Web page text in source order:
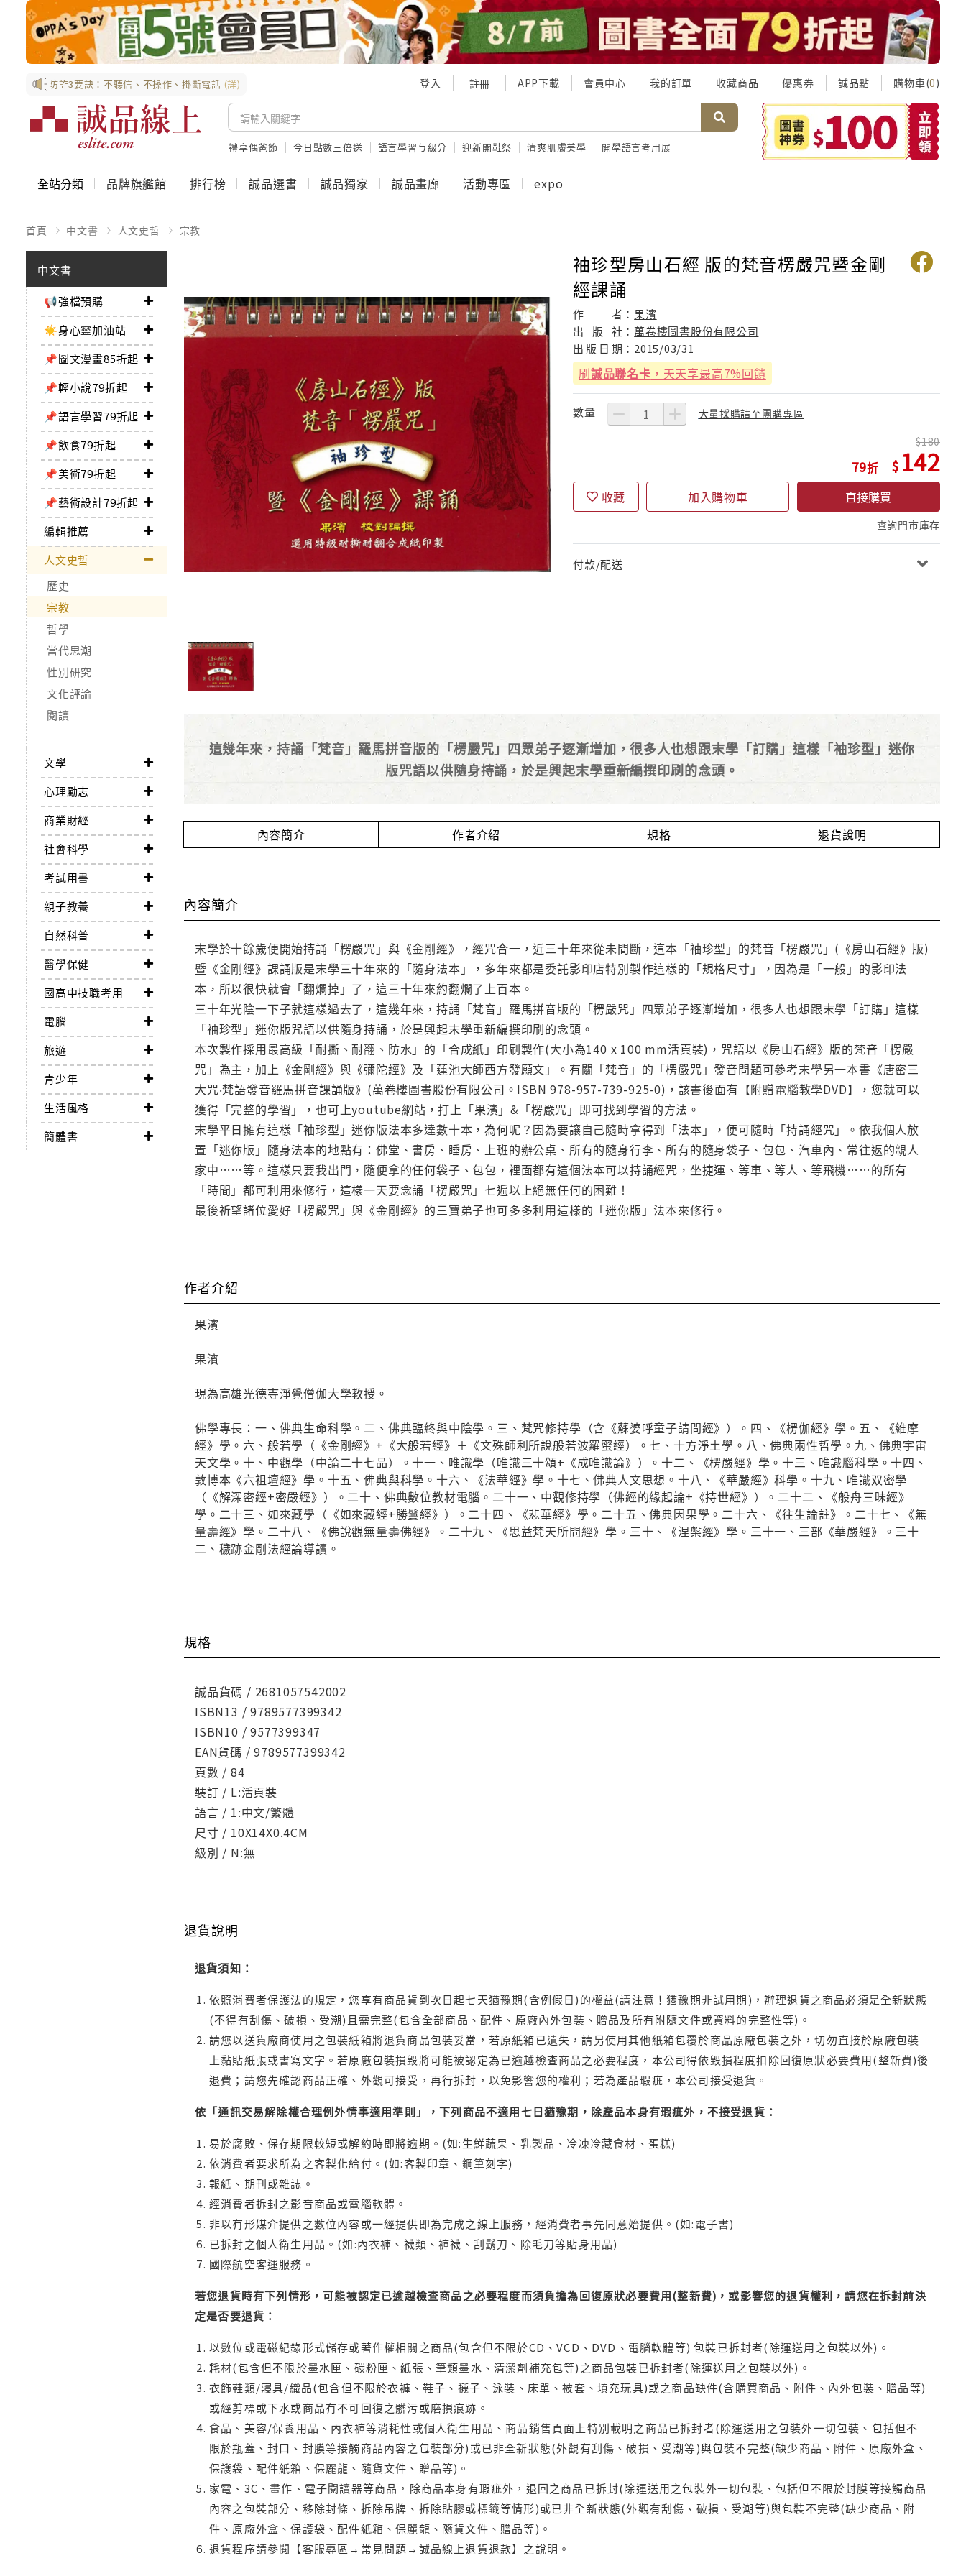
防詐3要訣：不聽信、不操作、掛斷電話 (詳) 登入 註冊 APP下載 會員中心 我的訂單 收藏商品 優惠券 誠品點 購物車(0)
禮享偶爸節 今日點數三倍送 語言學習ㄅ級分 迎新開鞋祭 清爽肌膚美學 開學語言考用展
全站分類 品牌旗艦館 排行榜 誠品選書 誠品獨家 誠品畫廊 活動專區 expo
首頁 中文書 人文史哲 宗教
中文書
📢強檔預購
☀️身心靈加油站
📌圖文漫畫85折起
📌輕小說79折起
📌語言學習79折起
📌飲食79折起
📌美術79折起
📌藝術設計79折起
編輯推薦
人文史哲
歷史
宗教
哲學
當代思潮
性別研究
文化評論
閱讀
文學
心理勵志
商業財經
社會科學
考試用書
親子教養
自然科普
醫學保健
國高中技職考用
電腦
旅遊
青少年
生活風格
簡體書
袖珍型房山石經 版的梵音楞嚴咒暨金剛
經課誦
作 者： 果濱
出
版 社： 萬卷樓圖書股份有限公司
出 版 日 期： 2015/03/31
刷誠品聯名卡 ，天天享最高7%回饋
數量 大量採購請至團購專區
79
180
142
收藏 加入購物車 直接購買
查詢門市庫存
付款/配送
這幾年來，持誦「梵音」羅馬拼音版的「楞嚴咒」四眾弟子逐漸增加，很多人也想跟末學「訂購」這樣「袖珍型」迷你
版咒語以供隨身持誦，於是興起末學重新編撰印刷的念頭。
內容簡介 作者介紹 規格 退貨說明
內容簡介
末學於十餘歲便開始持誦「楞嚴咒」與《金剛經》，經咒合一，近三十年來從未間斷，這本「袖珍型」的梵音「楞嚴咒」(《房山石經》版)
暨《金剛經》課誦版是末學三十年來的「隨身法本」，多年來都是委託影印店特別製作這樣的「規格尺寸」，因為是「一般」的影印法
本，所以很快就會「翻爛掉」了，這三十年來約翻爛了上百本。
三十年光陰一下子就這樣過去了，這幾年來，持誦「梵音」羅馬拼音版的「楞嚴咒」四眾弟子逐漸增加，很多人也想跟末學「訂購」這樣
「袖珍型」迷你版咒語以供隨身持誦，於是興起末學重新編撰印刷的念頭。
本次製作採用最高級「耐撕、耐翻、防水」的「合成紙」印刷製作(大小為140 x 100 mm活頁裝)，咒語以《房山石經》版的梵音「楞嚴
咒」為主，加上《金剛經》與《彌陀經》及「蓮池大師西方發願文」。有關「梵音」的「楞嚴咒」發音問題可參考末學另一本書《唐密三
大咒‧梵語發音羅馬拼音課誦版》(萬卷樓圖書股份有限公司。ISBN 978-957-739-925-0)，該書後面有【附贈電腦教學DVD】，您就可以
獲得「完整的學習」，也可上youtube網站，打上「果濱」&「楞嚴咒」即可找到學習的方法。
末學平日擁有這樣「袖珍型」迷你版法本多達數十本，為何呢？因為要讓自己隨時拿得到「法本」，便可隨時「持誦經咒」。依我個人放
置「迷你版」隨身法本的地點有：佛堂、書房、睡房、上班的辦公桌、所有的隨身行李、所有的隨身袋子、包包、汽車內、常往返的親人
家中……等。這樣只要我出門，隨便拿的任何袋子、包包，裡面都有這個法本可以持誦經咒，坐捷運、等車、等人、等飛機……的所有
「時間」都可利用來修行，這樣一天要念誦「楞嚴咒」七遍以上絕無任何的困難！
最後祈望諸位愛好「楞嚴咒」與《金剛經》的三寶弟子也可多多利用這樣的「迷你版」法本來修行。
作者介紹
果濱
果濱
現為高雄光德寺淨覺僧伽大學教授。
佛學專長：一、佛典生命科學。二、佛典臨終與中陰學。三、梵咒修持學（含《蘇婆呼童子請問經》）。四、《楞伽經》學。五、《維摩
經》學。六、般若學（《金剛經》+《大般若經》＋《文殊師利所說般若波羅蜜經）。七、十方淨土學。八、佛典兩性哲學。九、佛典宇宙
天文學。十、中觀學（中論二十七品）。十一、唯識學（唯識三十頌+《成唯識論》）。十二、《楞嚴經》學。十三、唯識腦科學。十四、
敦博本《六祖壇經》學。十五、佛典與科學。十六、《法華經》學。十七、佛典人文思想。十八、《華嚴經》科學。十九、唯識双密學
（《解深密經+密嚴經》）。二十、佛典數位教材電腦。二十一、中觀修持學（佛經的緣起論+《持世經》）。二十二、《般舟三昧經》
學。二十三、如來藏學（《如來藏經+勝鬘經》）。二十四、《悲華經》學。二十五、佛典因果學。二十六、《往生論註》。二十七、《無
量壽經》學。二十八、《佛說觀無量壽佛經》。二十九、《思益梵天所問經》學。三十、《涅槃經》學。三十一、三部《華嚴經》。三十
二、穢跡金剛法經論導讀。
規格
誠品貨碼 / 2681057542002
ISBN13 / 9789577399342
ISBN10 / 9577399347
EAN貨碼 / 9789577399342
頁數 / 84
裝訂 / L:活頁裝
語言 / 1:中文/繁體
尺寸 / 10X14X0.4CM
級別 / N:無
退貨說明
退貨須知：
依照消費者保護法的規定，您享有商品貨到次日起七天猶豫期(含例假日)的權益(請注意！猶豫期非試用期)，辦理退貨之商品必須是全新狀態
(不得有刮傷、破損、受潮)且需完整(包含全部商品、配件、原廠內外包裝、贈品及所有附隨文件或資料的完整性等)。
請您以送貨廠商使用之包裝紙箱將退貨商品包裝妥當，若原紙箱已遺失，請另使用其他紙箱包覆於商品原廠包裝之外，切勿直接於原廠包裝
上黏貼紙張或書寫文字。若原廠包裝損毀將可能被認定為已逾越檢查商品之必要程度，本公司得依毀損程度扣除回復原狀必要費用(整新費)後
退費；請您先確認商品正確、外觀可接受，再行拆封，以免影響您的權利；若為產品瑕疵，本公司接受退貨。
依「通訊交易解除權合理例外情事適用準則」，下列商品不適用七日猶豫期，除產品本身有瑕疵外，不接受退貨：
易於腐敗、保存期限較短或解約時即將逾期。(如:生鮮蔬果、乳製品、冷凍冷藏食材、蛋糕)
依消費者要求所為之客製化給付。(如:客製印章、鋼筆刻字)
報紙、期刊或雜誌。
經消費者拆封之影音商品或電腦軟體。
非以有形媒介提供之數位內容或一經提供即為完成之線上服務，經消費者事先同意始提供。(如:電子書)
已拆封之個人衛生用品。(如:內衣褲、襪類、褲襪、刮鬍刀、除毛刀等貼身用品)
國際航空客運服務。
若您退貨時有下列情形，可能被認定已逾越檢查商品之必要程度而須負擔為回復原狀必要費用(整新費)，或影響您的退貨權利，請您在拆封前決
定是否要退貨：
以數位或電磁紀錄形式儲存或著作權相關之商品(包含但不限於CD、VCD、DVD、電腦軟體等) 包裝已拆封者(除運送用之包裝以外)。
耗材(包含但不限於墨水匣、碳粉匣、紙張、筆類墨水、清潔劑補充包等)之商品包裝已拆封者(除運送用之包裝以外)。
衣飾鞋類/寢具/織品(包含但不限於衣褲、鞋子、襪子、泳裝、床單、被套、填充玩具)或之商品缺件(含購買商品、附件、內外包裝、贈品等)
或經剪標或下水或商品有不可回復之髒污或磨損痕跡。
食品、美容/保養用品、內衣褲等消耗性或個人衛生用品、商品銷售頁面上特別載明之商品已拆封者(除運送用之包裝外一切包裝、包括但不
限於瓶蓋、封口、封膜等接觸商品內容之包裝部分)或已非全新狀態(外觀有刮傷、破損、受潮等)與包裝不完整(缺少商品、附件、原廠外盒、
保護袋、配件紙箱、保麗龍、隨貨文件、贈品等)。
家電、3C、畫作、電子閱讀器等商品，除商品本身有瑕疵外，退回之商品已拆封(除運送用之包裝外一切包裝、包括但不限於封膜等接觸商品
內容之包裝部分、移除封條、拆除吊牌、拆除貼膠或標籤等情形)或已非全新狀態(外觀有刮傷、破損、受潮等)與包裝不完整(缺少商品、附
件、原廠外盒、保護袋、配件紙箱、保麗龍、隨貨文件、贈品等)。
退貨程序請參閱【客服專區→常見問題→誠品線上退貨退款】之說明。